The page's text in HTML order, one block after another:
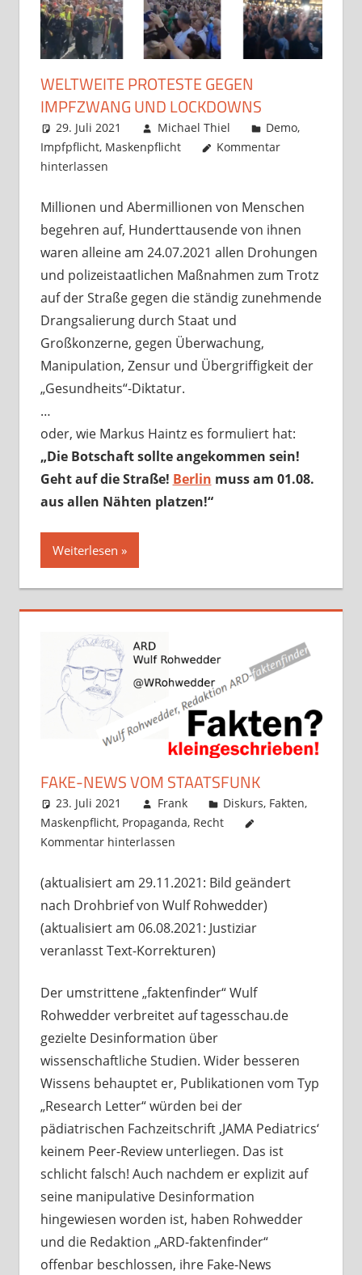
WELTWEITE PROTESTE GEGEN
IMPFZWANG UND LOCKDOWNS
29. Juli 2021 Michael Thiel Demo,
Impfpflicht, Maskenpflicht
Kommentar
hinterlassen
Millionen und Abermillionen von Menschen
begehren auf, Hunderttausende von ihnen
waren alleine am 24.07.2021 allen Drohungen
und polizeistaatlichen Maßnahmen zum Trotz
auf der Straße gegen die ständig zunehmende
Drangsalierung durch Staat und
Großkonzerne, gegen Überwachung,
Manipulation, Zensur und Übergriffigkeit der
„Gesundheits“-Diktatur.
…
oder, wie Markus Haintz es formuliert hat:
„Die Botschaft sollte angekommen sein!
Geht auf die Straße! Berlin muss am 01.08.
aus allen Nähten platzen!“
Weiterlesen
FAKE-NEWS VOM STAATSFUNK
23. Juli 2021 Frank Diskurs, Fakten,
Maskenpflicht, Propaganda, Recht
Kommentar hinterlassen
(aktualisiert am 29.11.2021: Bild geändert
nach Drohbrief von Wulf Rohwedder)
(aktualisiert am 06.08.2021: Justiziar
veranlasst Text-Korrekturen)
Der umstrittene „faktenfinder“ Wulf
Rohwedder verbreitet auf tagesschau.de
gezielte Desinformation über
wissenschaftliche Studien. Wider besseren
Wissens behauptet er, Publikationen vom Typ
„Research Letter“ würden bei der
pädiatrischen Fachzeitschrift ‚JAMA Pediatrics‘
keinem Peer-Review unterliegen. Das ist
schlicht falsch! Auch nachdem er explizit auf
seine manipulative Desinformation
hingewiesen worden ist, haben Rohwedder
und die Redaktion „ARD-faktenfinder“
offenbar beschlossen, ihre Fake-News